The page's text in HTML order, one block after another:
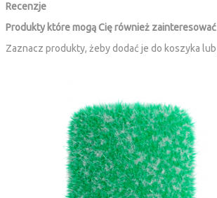
Recenzje
Produkty które mogą Cię również zainteresować
Zaznacz produkty, żeby dodać je do koszyka lub